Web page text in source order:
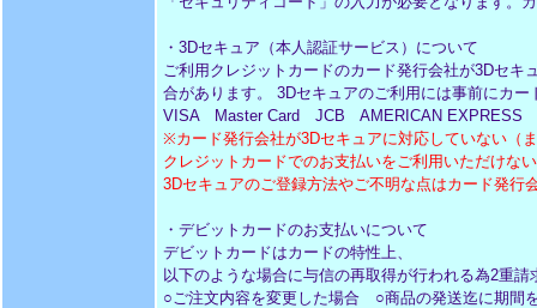
・3Dセキュア（本人認証サービス）について
ご利用クレジットカードのカード発行会社が3Dセ
合があります。 3Dセキュアのご利用には事前にカ
VISA Master Card JCB AMERICAN EXPRESS
※カード発行会社が3Dセキュアに対応していない（
クレジットカードでのお支払いをご利用いただけな
3Dセキュアのご登録方法やご不明な点はカード発行
・デビットカードのお支払いについて
デビットカードはカードの特性上、
以下のような場合に与信の再取得が行われる為2重
○ご注文内容を変更した場合 ○商品の発送迄に期間